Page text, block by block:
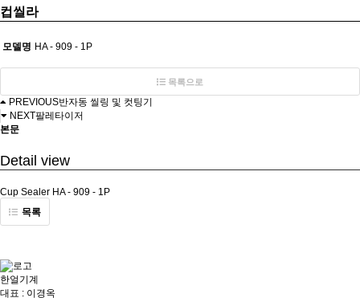
컵씰라
모델명 HA - 909 - 1P
목록으로
PREVIOUS반자동 씰링 및 컷팅기
NEXT팔레타이저
본문
Detail view
Cup Sealer HA - 909 - 1P
목록
한얼기계
대표 : 이경옥